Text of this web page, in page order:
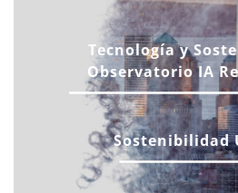
Tecnología y
Observatorio IA
Sostenibilidad